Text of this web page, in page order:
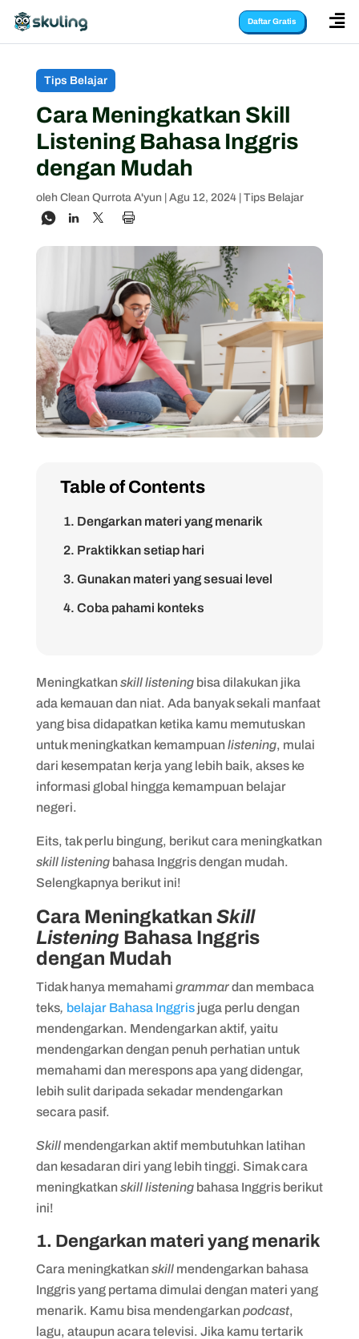
Daftar Gratis 
Tips Belajar
Cara Meningkatkan Skill
Listening Bahasa Inggris
dengan Mudah
oleh Clean Qurrota A'yun Agu 12, 2024| Tips Belajar
Table of Contents
1. Dengarkan materi yang menarik
2. Praktikkan setiap hari
3. Gunakan materi yang sesuai level
4. Coba pahami konteks
Meningkatkanskill listening bisa dilakukan jika
ada kemauan dan niat. Ada banyak sekali manfaat
yang bisa didapatkan ketika kamu memutuskan
untuk meningkatkan kemampuanlistening, mulai
dari kesempatan kerja yang lebih baik, akses ke
informasi global hingga kemampuan belajar
negeri.
Eits, tak perlu bingung, berikut cara meningkatkan
skill listening bahasa Inggris dengan mudah.
Selengkapnya berikut ini!
Cara Meningkatkan Skill
Listening Bahasa Inggris
dengan Mudah
Tidak hanya memahami grammardan membaca
teks, belajar Bahasa Inggrisjuga perlu dengan
mendengarkan. Mendengarkan aktif, yaitu
mendengarkan dengan penuh perhatian untuk
memahami dan merespons apa yang didengar,
lebih sulit daripada sekadar mendengarkan
secara pasif.
Skillmendengarkan aktif membutuhkan latihan
dan kesadaran diri yang lebih tinggi. Simak cara
meningkatkanskill listening bahasa Inggris berikut
ini!
1. Dengarkan materi yang menarik
Cara meningkatkanskill mendengarkan bahasa
Inggris yang pertama dimulai dengan materi yang
menarik. Kamu bisa mendengarkanpodcast,
lagu, ataupun acara televisi. Jika kamu tertarik